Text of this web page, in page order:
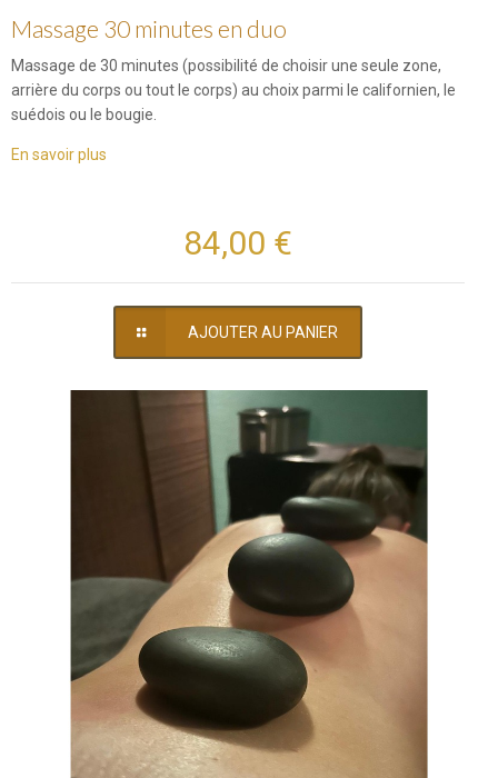
Massage 30 minutes en duo
Massage de 30 minutes (possibilité de choisir une seule zone,
arrière du corps ou tout le corps) au choix parmi le californien, le
suédois ou le bougie.
En savoir plus
84,00 €
AJOUTER AU PANIER